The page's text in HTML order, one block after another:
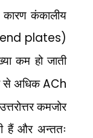
कंकालीय
plates)
कम हो जाती
से अधिकACh
कमजोर
हैं और अन्ततः